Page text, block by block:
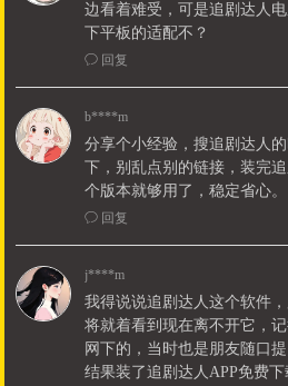
边看着难受，可是追剧达人
下平板的适配不？
ꂖ 回复
b****m
分享个小经验，搜追剧达人
下，别乱点别的链接，装完
个版本就够用了，稳定省心。
ꂖ 回复
j****m
我得说说追剧达人这个软件
将就着看到现在离不开它，
网下的，当时也是朋友随口
结果装了追剧达人APP免费